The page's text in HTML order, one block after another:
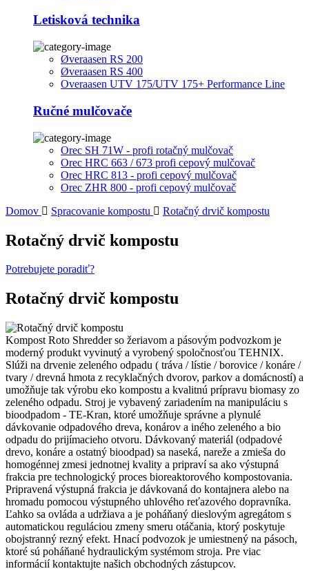
Letisková technika
Øveraasen RS 200
Øveraasen RS 400
Overaasen UTV 175/UTV 175+ Performance Line
Ručné mulčovače
Orec SH 71W - profi rotačný mulčovač
Orec HRC 663 / 673 profi cepový mulčovač
Orec HRC 813 - profi cepový mulčovač
Orec ZHR 800 - profi cepový mulčovač
Domov
Spracovanie kompostu Rotačný drvič kompostu
Rotačný drvič kompostu
Potrebujete poradiť?
Rotačný drvič kompostu
Kompost Roto Shredder so žeriavom a pásovým podvozkom je
moderný produkt vyvinutý a vyrobený spoločnosťou TEHNIX.
Slúži na drvenie zeleného odpadu ( tráva / lístie / borovice / konáre /
tvary / drevná hmota z recyklačných dvorov, parkov a domácností) a
umožňuje tak výrobu eko kompostu a kvalitnú prípravu biomasy zo
zeleného odpadu. Stroj je vybavený zariadením na manipuláciu s
bioodpadom - TE-Kran, ktoré umožňuje správne a plynulé
dávkovanie odpadového dreva, konárov a iného zeleného a bio
odpadu do prijímacieho otvoru. Dávkovaný materiál (odpadové
drevo, konáre a ostatný bioodpad) sa naseká, nareže a zmieša do
homogénnej zmesi jednotnej kvality a pripraví sa ako výstupná
frakcia pre technologický proces bioreaktorového kompostovania.
Pripravená výstupná frakcia je dávkovaná do kontajnera alebo na
hromadu pomocou výstupného uhlového reťazového dopravníka.
Ľahko sa ovláda a udržiava a je poháňaný dieslovým agregátom s
automatickou reguláciou zmeny smeru otáčania, ktorý poskytuje
obojstranný rezný efekt. Hnací podvozok je umiestnený na pásoch,
ktoré sú poháňané hydraulickým systémom stroja. Pre viac
informácií kontaktujte našich obchodných zástupcov.